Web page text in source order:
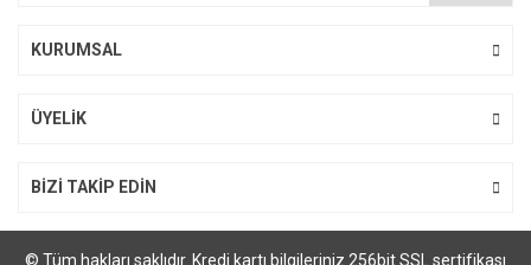
KURUMSAL
ÜYELİK
BİZİ TAKİP EDİN
© Tüm hakları saklıdır. Kredi kartı bilgileriniz 256bit SSL sertifikası